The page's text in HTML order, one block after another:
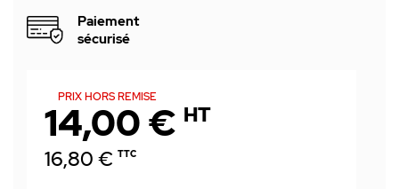
Paiement
sécurisé
PRIX HORS REMISE
14,00 € HT
16,80 € TTC